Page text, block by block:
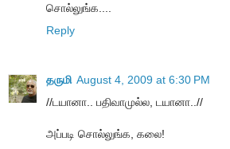
சொல்லுங்க....
Reply
தருமி August 4, 2009 at 6:30 PM
//டயானா.. பதிவாமுல்ல, டயானா..//
அப்படி சொல்லுங்க, கலை!